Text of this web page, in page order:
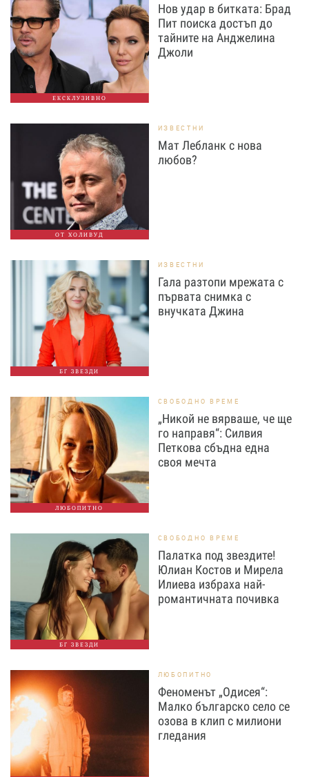
ЕКСКЛУЗИВНО
Нов удар в битката: Брад
Пит поиска достъп до
тайните на Анджелина
Джоли
ОТ ХОЛИВУД
ИЗВЕСТНИ
Мат Лебланк с нова
любов?
БГ ЗВЕЗДИ
ИЗВЕСТНИ
Гала разтопи мрежата с
първата снимка с
внучката Джина
ЛЮБОПИТНО
СВОБОДНО ВРЕМЕ
„Никой не вярваше, че ще
го направя“: Силвия
Петкова сбъдна една
своя мечта
БГ ЗВЕЗДИ
СВОБОДНО ВРЕМЕ
Палатка под звездите!
Юлиан Костов и Мирела
Илиева избраха най-
романтичната почивка
ЛЮБОПИТНО
Феноменът „Одисея“:
Малко българско село се
озова в клип с милиони
гледания